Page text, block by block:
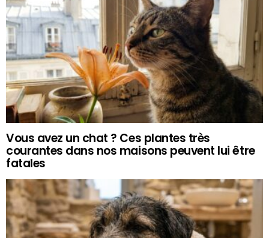
Vous avez un chat ? Ces plantes très
courantes dans nos maisons peuvent lui être
fatales